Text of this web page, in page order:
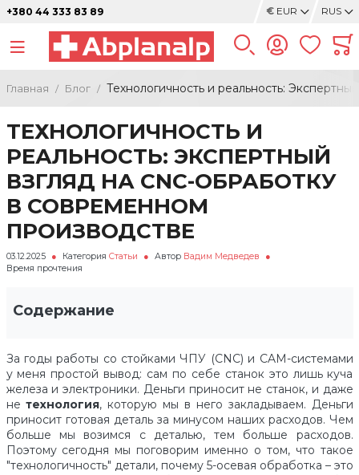
+380 44 333 83 89 € EUR RUS
Главная Блог Технологичность и реальность:
ТЕХНОЛОГИЧНОСТЬ И
РЕАЛЬНОСТЬ: ЭКСПЕРТНЫЙ
ВЗГЛЯД НА CNC-ОБРАБОТКУ
В СОВРЕМЕННОМ
ПРОИЗВОДСТВЕ
03.12.2025 Категория Статьи Автор Вадим Медведев
Время прочтения
Содержание
За годы работы со стойками ЧПУ (CNC) и CAM-системами
у меня простой вывод: сам по себе станок это лишь куча
железа и электроники. Деньги приносит не станок, и даже
нетехнология, которую мы в него закладываем. Деньги
приносит готовая деталь за минусом наших расходов. Чем
больше мы возимся с деталью, тем больше расходов.
Поэтому сегодня мы поговорим именно о том, что такое
"технологичность" детали, почему 5-осевая обработка – это